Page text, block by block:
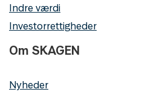
Indre værdi
Investorrettigheder
Om SKAGEN
Nyheder